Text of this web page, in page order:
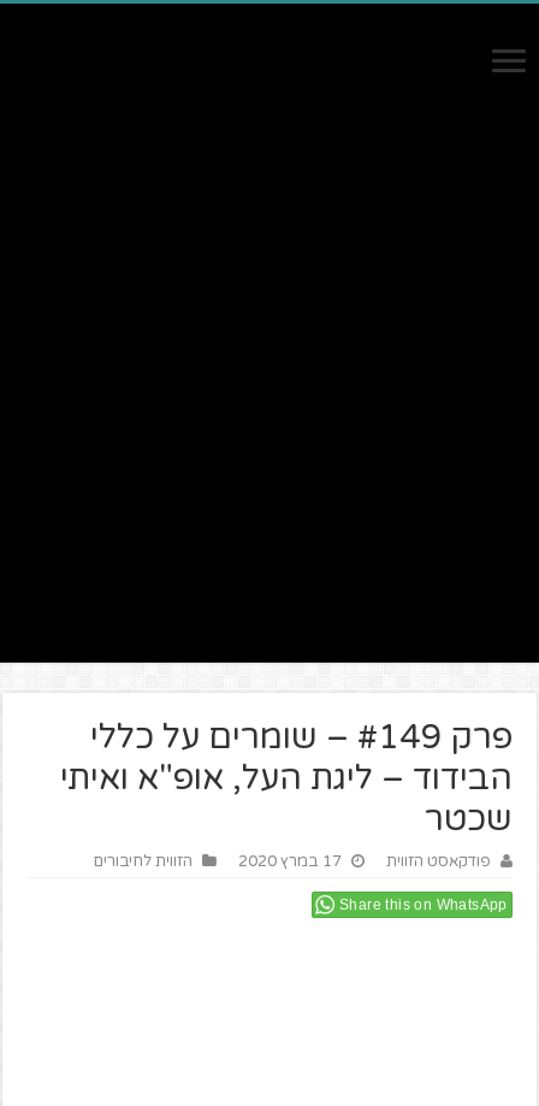
פרק #149 – שומרים על כללי
הבידוד – ליגת העל, אופ"א ואיתי
שכטר
פודקאסט הזווית 17 במרץ 2020 הזווית לחיבורים
Share this on WhatsApp